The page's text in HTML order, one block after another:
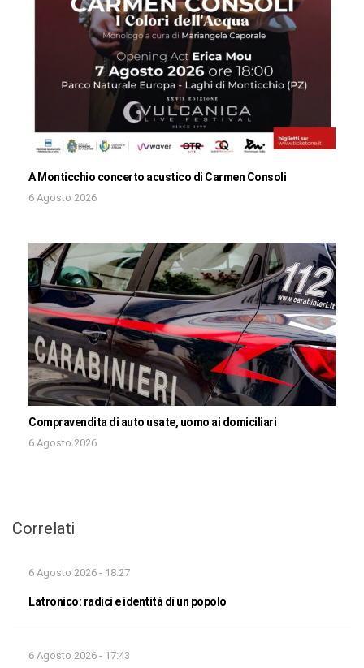
A Monticchio concerto acustico di Carmen Consoli
6 Agosto 2026
Compravendita di auto usate, uomo ai domiciliari
6 Agosto 2026
Correlati
6 Agosto 2026 - 18:27
Latronico: radici e identità di un popolo
6 Agosto 2026 - 17:43